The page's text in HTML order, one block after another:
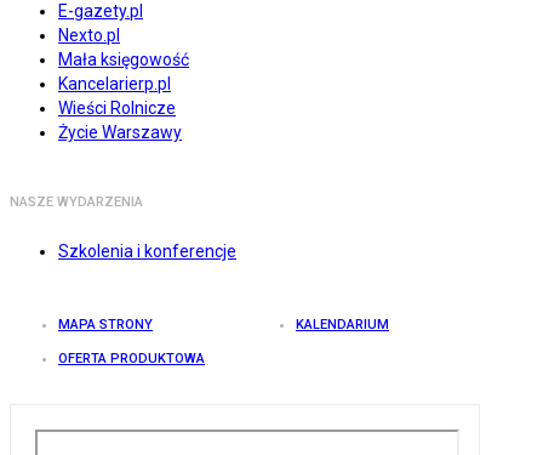
E-gazety.pl
Nexto.pl
Mała księgowość
Kancelarierp.pl
Wieści Rolnicze
Życie Warszawy
NASZE WYDARZENIA
Szkolenia i konferencje
MAPA STRONY KALENDARIUM
OFERTA PRODUKTOWA